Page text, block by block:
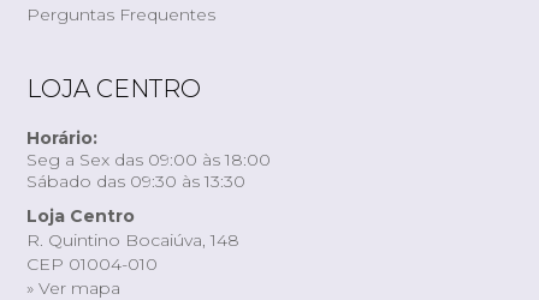
Perguntas Frequentes
LOJA CENTRO
Horário:
Seg a Sex das 09:00 às 18:00
Sábado das 09:30 às 13:30
Loja Centro
R. Quintino Bocaiúva, 148
CEP 01004-010
» Ver mapa